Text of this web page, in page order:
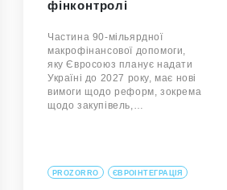
фінконтролі
Частина 90-мільярдної
макрофінансової допомоги,
яку Євросоюз планує надати
Україні до 2027 року, має нові
вимоги щодо реформ, зокрема
щодо закупівель,…
PROZORRO ЄВРОІНТЕГРАЦІЯ